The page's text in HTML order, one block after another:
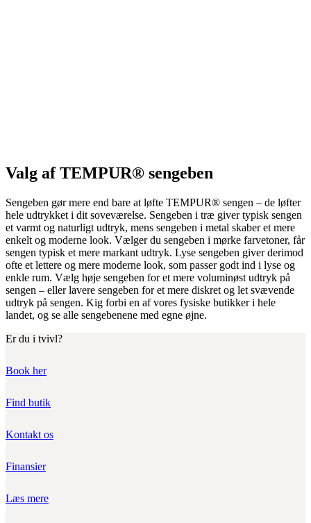
Valg af TEMPUR® sengeben
Sengeben gør mere end bare at løfte TEMPUR® sengen – de løfter
hele udtrykket i dit soveværelse. Sengeben i træ giver typisk sengen
et varmt og naturligt udtryk, mens sengeben i metal skaber et mere
enkelt og moderne look. Vælger du sengeben i mørke farvetoner, får
sengen typisk et mere markant udtryk. Lyse sengeben giver derimod
ofte et lettere og mere moderne look, som passer godt ind i lyse og
enkle rum. Vælg høje sengeben for et mere voluminøst udtryk på
sengen – eller lavere sengeben for et mere diskret og let svævende
udtryk på sengen. Kig forbi en af vores fysiske butikker i hele
landet, og se alle sengebenene med egne øjne.
Er du i tvivl?
Book her
Find butik
Kontakt os
Finansier
Læs mere